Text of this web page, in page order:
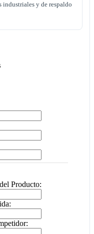
industriales y de respaldo
Producto: